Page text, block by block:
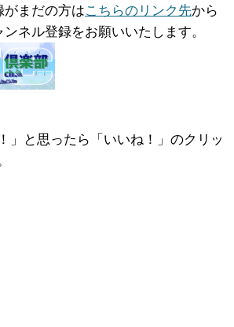
まだの方はこちらのリンク先から
ネル登録をお願いいたします。
」と思ったら「いいね！」のクリッ